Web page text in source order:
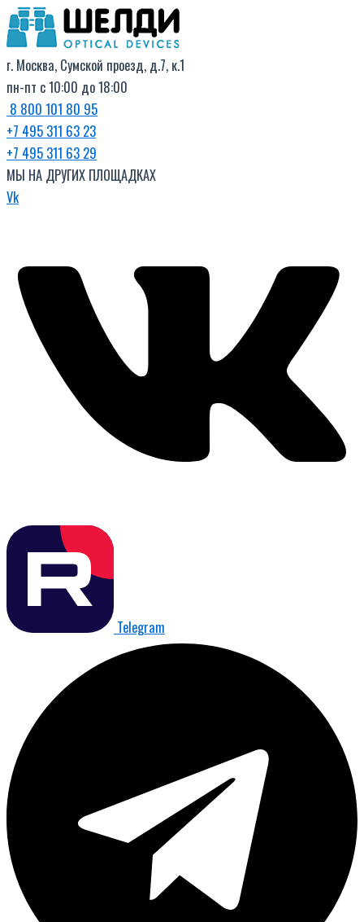
Перейти
к
содержимому
г. Москва, Сумской проезд, д.7, к.1
пн-пт с 10:00 до 18:00
8 800 101 80 95
+7 495 311 63 23
+7 495 311 63 29
МЫ НА ДРУГИХ ПЛОЩАДКАХ
Vk
Telegram
Поиск
товаров